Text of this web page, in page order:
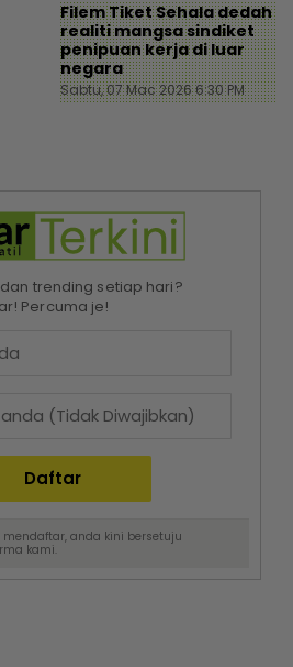
Filem Tiket Sehala dedah
realiti mangsa sindiket
penipuan kerja di luar
negara
Sabtu, 07 Mac 2026 6:30 PM
trending setiap hari?
Percuma je!
anda kini bersetuju
kami.